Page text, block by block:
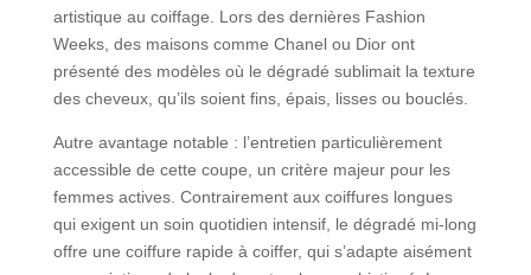
artistique au coiffage. Lors des dernières Fashion
Weeks, des maisons comme Chanel ou Dior ont
présenté des modèles où le dégradé sublimait la texture
des cheveux, qu’ils soient fins, épais, lisses ou bouclés.
Autre avantage notable : l’entretien particulièrement
accessible de cette coupe, un critère majeur pour les
femmes actives. Contrairement aux coiffures longues
qui exigent un soin quotidien intensif, le dégradé mi-long
offre une coiffure rapide à coiffer, qui s’adapte aisément